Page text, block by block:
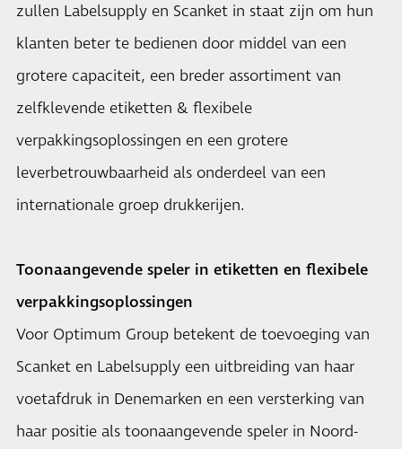
zullen Labelsupply en Scanket in staat zijn om hun
klanten beter te bedienen door middel van een
grotere capaciteit, een breder assortiment van
zelfklevende etiketten & flexibele
verpakkingsoplossingen en een grotere
leverbetrouwbaarheid als onderdeel van een
internationale groep drukkerijen.
Toonaangevende speler in etiketten en flexibele
verpakkingsoplossingen
Voor Optimum Group betekent de toevoeging van
Scanket en Labelsupply een uitbreiding van haar
voetafdruk in Denemarken en een versterking van
haar positie als toonaangevende speler in Noord-